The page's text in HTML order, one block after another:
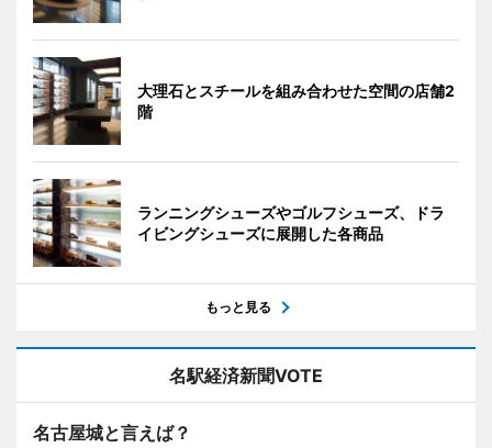
大理石とスチールを組み合わせた空間の店舗2
階
ランニングシューズやゴルフシューズ、ドラ
イビングシューズに展開した各商品
もっと見る
名駅経済新聞VOTE
名古屋城と言えば？